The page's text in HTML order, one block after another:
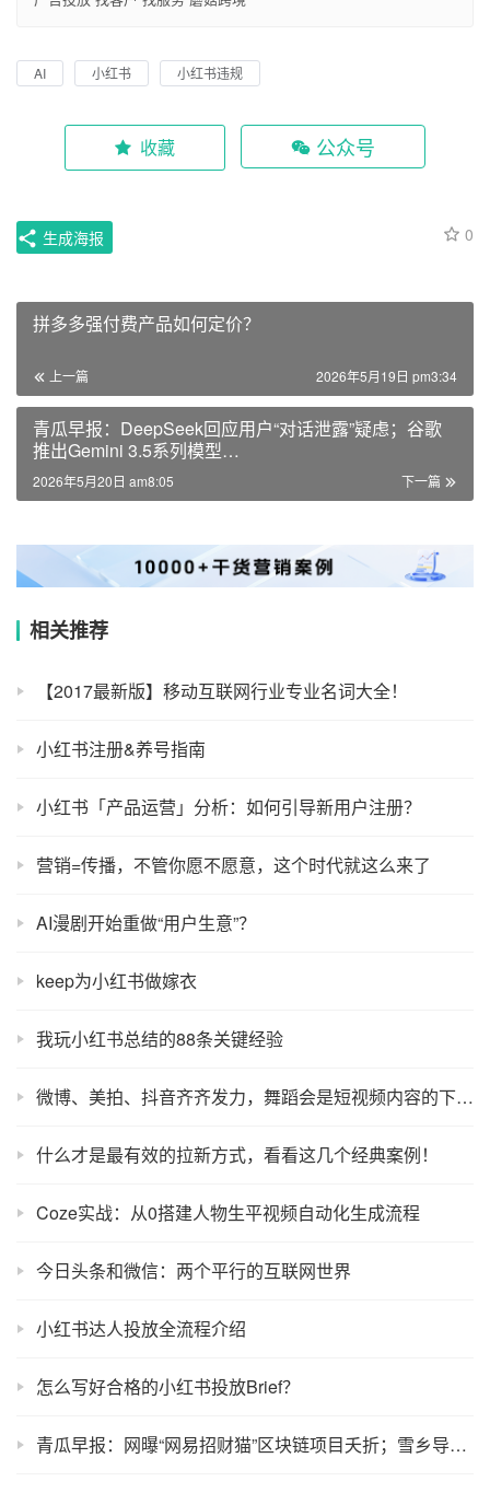
AI 小红书 小红书违规
收藏 公众号
0
生成海报
拼多多强付费产品如何定价？
上一篇 2026年5月19日 pm3:34
青瓜早报：DeepSeek回应用户“对话泄露”疑虑；谷歌
推出Gemini 3.5系列模型…
下一篇
2026年5月20日 am8:05
相关推荐
【2017最新版】移动互联网行业专业名词大全！
小红书注册&养号指南
小红书「产品运营」分析：如何引导新用户注册？
营销=传播，不管你愿不愿意，这个时代就这么来了
AI漫剧开始重做“用户生意”？
keep为小红书做嫁衣
我玩小红书总结的88条关键经验
微博、美拍、抖音齐齐发力，舞蹈会是短视频内容的下一个爆发点吗？
什么才是最有效的拉新方式，看看这几个经典案例！
Coze实战：从0搭建人物生平视频自动化生成流程
今日头条和微信：两个平行的互联网世界
小红书达人投放全流程介绍
怎么写好合格的小红书投放Brief？
青瓜早报：网曝“网易招财猫”区块链项目夭折；雪乡导游宰客升级狂卖1680元套票…